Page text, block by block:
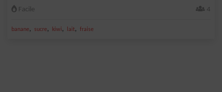
Facile 4
banane, sucre, kiwi, lait, fraise